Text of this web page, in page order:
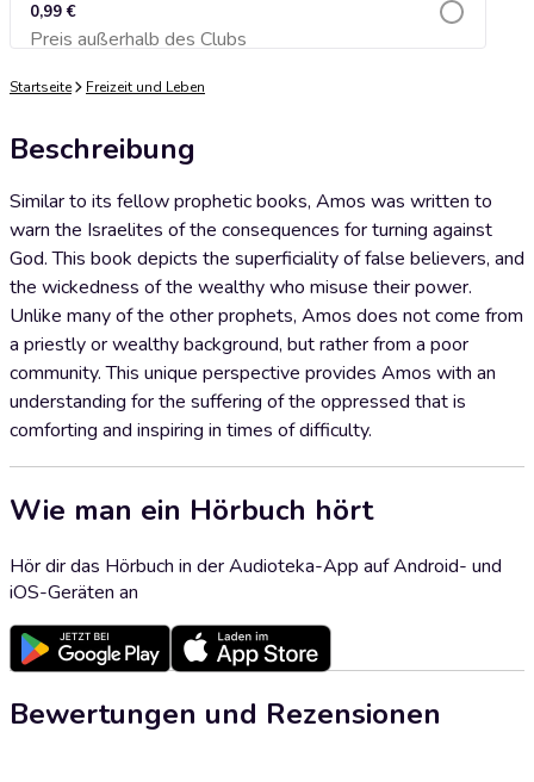
0,99 €
Preis außerhalb des ClubsZum Warenkorb hinzufügen
Startseite Freizeit und Leben
Beschreibung
Similar to its fellow prophetic books, Amos was written to
warn the Israelites of the consequences for turning against
God. This book depicts the superficiality of false believers, and
the wickedness of the wealthy who misuse their power.
Unlike many of the other prophets, Amos does not come from
a priestly or wealthy background, but rather from a poor
community. This unique perspective provides Amos with an
understanding for the suffering of the oppressed that is
comforting and inspiring in times of difficulty.
Wie man ein Hörbuch hört
Hör dir das Hörbuch in der Audioteka-App auf Android- und
iOS-Geräten an
Bewertungen und Rezensionen